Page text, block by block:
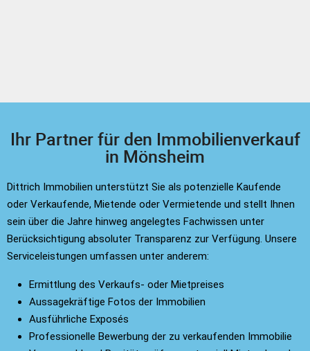
Ihr Partner für den Immobilienverkauf
in Mönsheim
Dittrich Immobilien unterstützt Sie als potenzielle Kaufende
oder Verkaufende, Mietende oder Vermietende und stellt Ihnen
sein über die Jahre hinweg angelegtes Fachwissen unter
Berücksichtigung absoluter Transparenz zur Verfügung. Unsere
Serviceleistungen umfassen unter anderem:
Ermittlung des Verkaufs- oder Mietpreises
Aussagekräftige Fotos der Immobilien
Ausführliche Exposés
Professionelle Bewerbung der zu verkaufenden Immobilie